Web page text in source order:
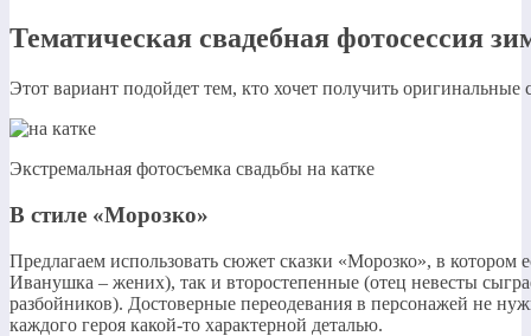
Тематическая свадебная фотосессия
Этот вариант подойдет тем, кто хочет получить оригинальные
Экстремальная фотосъемка свадьбы на катке
В стиле «Морозко»
Предлагаем использовать сюжет сказки «Морозко», в котором
Иванушка – жених), так и второстепенные (отец невесты
разбойников). Достоверные переодевания в персонажей не
каждого героя какой-то характерной деталью.